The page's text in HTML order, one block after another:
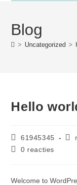
Blog
> Uncategorized >
Hello
61945345
0 reacties
Welcome to